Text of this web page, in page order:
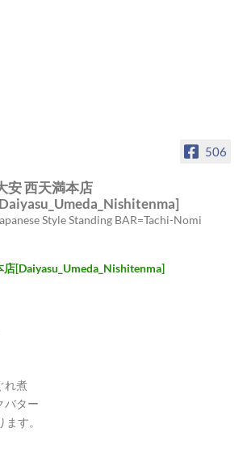
506
安 西天満本店
Style Standing BAR=Tachi-Nomi
店[Daiyasu_Umeda_Nishitenma]
れ煮
バター
す。